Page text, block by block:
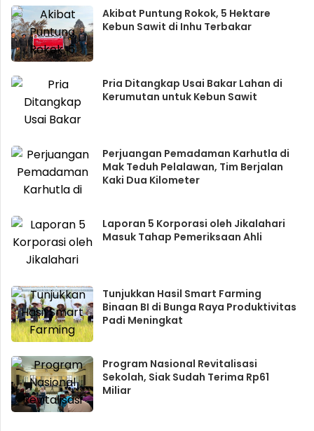
Akibat Puntung Rokok, 5 Hektare
Kebun Sawit di Inhu Terbakar
Pria Ditangkap Usai Bakar Lahan di
Kerumutan untuk Kebun Sawit
Perjuangan Pemadaman Karhutla di
Mak Teduh Pelalawan, Tim Berjalan
Kaki Dua Kilometer
Laporan 5 Korporasi oleh Jikalahari
Masuk Tahap Pemeriksaan Ahli
Tunjukkan Hasil Smart Farming
Binaan BI di Bunga Raya Produktivitas
Padi Meningkat
Program Nasional Revitalisasi
Sekolah, Siak Sudah Terima Rp61
Miliar